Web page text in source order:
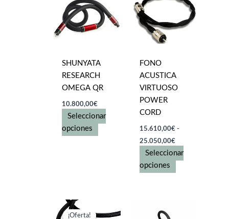
SHUNYATA
RESEARCH
OMEGA QR
10.800,00€
Seleccionar
opciones
se
FONO
ACUSTICA
VIRTUOSO
POWER
CORD
15.610,00€ -
25.050,00€
de
precios:
15.610,00€
Seleccionar
opciones
¡Oferta!
¡Oferta!